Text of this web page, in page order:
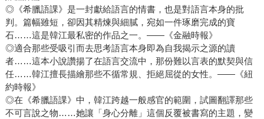
◎《希臘語課》是一封獻給語言的情書，也是對語言本身的批
判。篇幅雖短，卻因其精煉與細膩，宛如一件琢磨完成的寶
石……這是韓江最私密的作品之一。――《金融時報》
◎適合那些受吸引而去思考語言本身即為自我揭示之源的讀
者……這本小說讚揚了在語言交流中，那份難以言表的默契與信
任……韓江擅長描繪那些不循常規、拒絕屈從的女性。――《紐
約時報》
◎在《希臘語課》中，韓江跨越一般感官的範圍，試圖翻譯那些
不可言說之物……她讓「身心分離」這個反覆被書寫的主題，變